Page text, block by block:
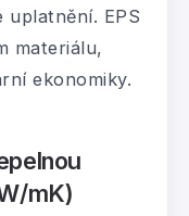
EPS
materiálu,
ekonomiky.
mK)